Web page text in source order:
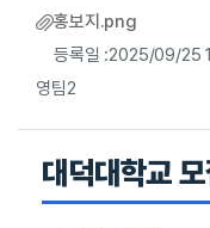
홍보지.png
등록일 :2025/09/25
영팀2
대덕대학교